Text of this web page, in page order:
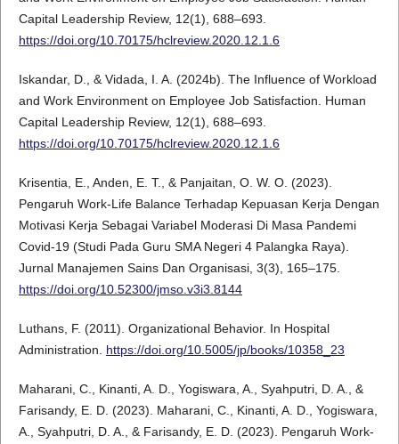
Capital Leadership Review, 12(1), 688–693.
https://doi.org/10.70175/hclreview.2020.12.1.6
Iskandar, D., & Vidada, I. A. (2024b). The Influence of Workload
and Work Environment on Employee Job Satisfaction. Human
Capital Leadership Review, 12(1), 688–693.
https://doi.org/10.70175/hclreview.2020.12.1.6
Krisentia, E., Anden, E. T., & Panjaitan, O. W. O. (2023).
Pengaruh Work-Life Balance Terhadap Kepuasan Kerja Dengan
Motivasi Kerja Sebagai Variabel Moderasi Di Masa Pandemi
Covid-19 (Studi Pada Guru SMA Negeri 4 Palangka Raya).
Jurnal Manajemen Sains Dan Organisasi, 3(3), 165–175.
https://doi.org/10.52300/jmso.v3i3.8144
Luthans, F. (2011). Organizational Behavior. In Hospital
Administration. https://doi.org/10.5005/jp/books/10358_23
Maharani, C., Kinanti, A. D., Yogiswara, A., Syahputri, D. A., &
Farisandy, E. D. (2023). Maharani, C., Kinanti, A. D., Yogiswara,
A., Syahputri, D. A., & Farisandy, E. D. (2023). Pengaruh Work-